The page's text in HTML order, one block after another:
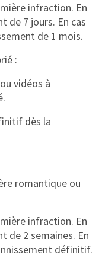
infraction. En
de 7 jours. En cas
de 1 mois.
:
vidéos à
dès la
romantique ou
infraction. En
de 2 semaines. En
définitif.